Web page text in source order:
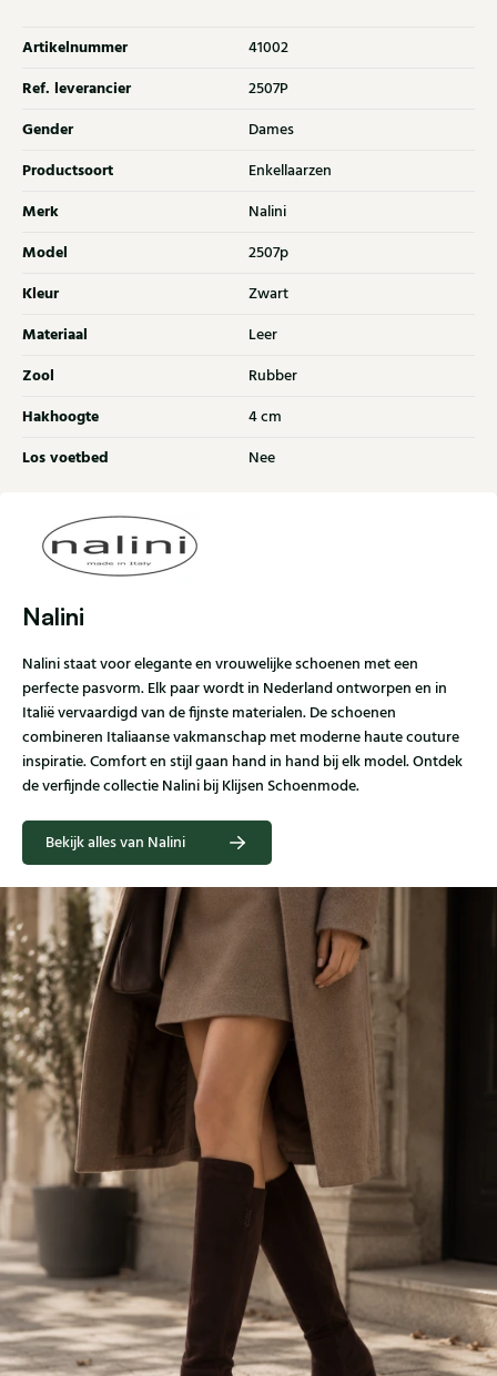
Artikelnummer 41002
Ref. leverancier 2507P
Gender Dames
Productsoort Enkellaarzen
Merk Nalini
Model 2507p
Kleur Zwart
Materiaal Leer
Zool Rubber
Hakhoogte 4 cm
Los voetbed Nee
Nalini
Nalini staat voor elegante en vrouwelijke schoenen met een
perfecte pasvorm. Elk paar wordt in Nederland ontworpen en in
Italië vervaardigd van de fijnste materialen. De schoenen
combineren Italiaanse vakmanschap met moderne haute couture
inspiratie. Comfort en stijl gaan hand in hand bij elk model. Ontdek
de verfijnde collectie Nalini bij Klijsen Schoenmode.
Bekijk alles van Nalini